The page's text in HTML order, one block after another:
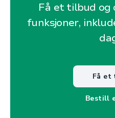
Få et tilbud og
funksjoner,
Få et
Bestill